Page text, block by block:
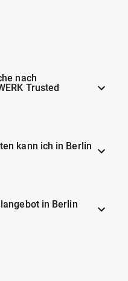
nach
Trusted
kann ich in Berlin
in Berlin